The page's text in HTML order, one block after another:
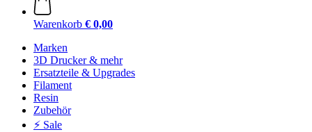
Warenkorb € 0,00
Marken
3D Drucker & mehr
Ersatzteile & Upgrades
Filament
Resin
Zubehör
⚡ Sale